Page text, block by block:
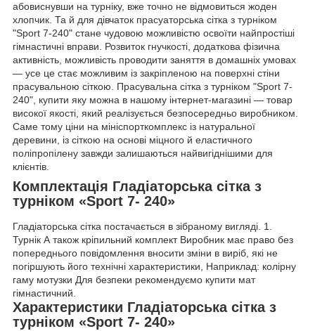
абовиснувши на турніку, вже точно не відмовиться жоден
хлопчик. Та й для дівчаток прасуаторська сітка з турніком
"Sport 7-240" стане чудовою можливістю освоїти найпростіші
гімнастичні вправи. Розвиток гнучкості, додаткова фізична
активність, можливість проводити заняття в домашніх умовах
— усе це стає можливим із закріпленою на поверхні стіни
прасувальною сіткою. Прасувальна сітка з турніком "Sport 7-
240", купити яку можна в нашому інтернет-магазині — товар
високої якості, який реалізується безпосередньо виробником.
Саме тому ціни на мініспорткомплекс із натуральної
деревини, із сіткою на основі міцного й еластичного
поліпропілену завжди залишаються найвигіднішими для
клієнтів.
Комплектація Гладіаторська сітка з
турніком «Sport 7- 240»
Гладіаторська сітка постачається в зібраному вигляді. 1.
Турнік А також кріпильний комплект Виробник має право без
попереднього повідомлення вносити зміни в виріб, які не
погіршують його технічні характеристики, Наприклад: колірну
гаму мотузки Для безпеки рекомендуємо купити мат
гімнастичний.
Характеристики Гладіаторська сітка з
турніком «Sport 7- 240»